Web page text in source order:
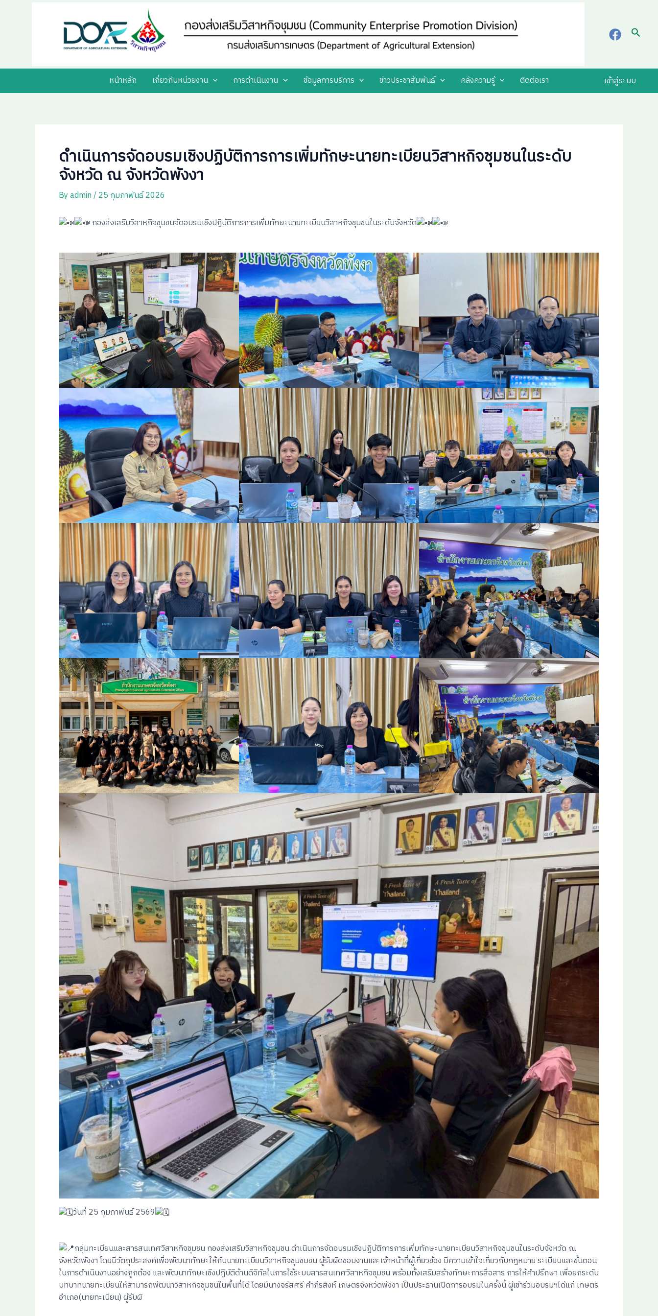
หน้าหลัก เกี่ยวกับหน่วยงาน การดำเนินงาน ข้อมูลการบริการ ข่าวประชาสัมพันธ์ คลังความรู้ ติดต่อเรา เข้าสู่ระบบ
ดำเนินการจัดอบรมเชิงปฏิบัติการการเพิ่มทักษะนายทะเบียนวิสาหกิจชุมชนในระดับ
จังหวัด ณ จังหวัดพังงา
Byadmin/25 กุมภาพันธ์ 2026
กองส่งเสริมวิสาหกิจชุมชนจัดอบรมเชิงปฏิบัติการการเพิ่มทักษะนายทะเบียนวิสาหกิจชุมชนในระดับจังหวัด
วันที่ 25 กุมภาพันธ์ 2569
กลุ่มทะเบียนและสารสนเทศวิสาหกิจชุมชน กองส่งเสริมวิสาหกิจชุมชน ดำเนินการจัดอบรมเชิงปฏิบัติการการเพิ่มทักษะนายทะเบียนวิสาหกิจชุมชนในระดับจังหวัด ณ
จังหวัดพังงา โดยมีวัตถุประสงค์เพื่อพัฒนาทักษะให้กับนายทะเบียนวิสาหกิจชุมชมชน ผู้รับผิดชอบงานและเจ้าหน้าที่ผู้เกี่ยวข้อง มีความเข้าใจเกี่ยวกับกฎหมาย ระเบียบและขั้นตอน
ในการดำเนินงานอย่างถูกต้อง และพัฒนาทักษะเชิงปฏิบัติด้านดิจิทัลในการใช้ระบบสารสนเทศวิสาหกิจชุมชน พร้อมทั้งเสริมสร้างทักษะการสื่อสาร การให้คำปรึกษา เพื่อยกระดับ
บทบาทนายทะเบียนให้สามารถพัฒนาวิสาหกิจชุมชนในพื้นที่ได้ โดยมีนางจรัสศรี คำภีรสิงห์ เกษตรจังหวัดพังงา เป็นประธานเปิดการอบรมในครั้งนี้ ผู้เข้าร่วมอบรมฯได้แก่ เกษตร
อำเภอ(นายทะเบียน) ผู้รับผิ